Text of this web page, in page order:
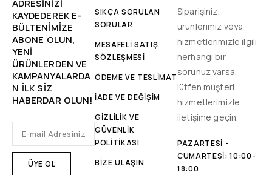
ADRESINIZI
KAYDEDEREK E-
BÜLTENIMIZE
ABONE OLUN,
YENİ
ÜRÜNLERDEN VE
KAMPANYALARDA
N ILK SIZ
HABERDAR OLUN!
SIKÇA SORULAN
SORULAR
MESAFELİ SATIŞ
SÖZLEŞMESİ
ÖDEME VE TESLİMAT
İADE VE DEĞİŞİM
GİZLİLİK VE
GÜVENLİK
POLİTİKASI
BİZE ULAŞIN
Siparişiniz,
ürünlerimiz veya
hizmetlerimizle ilgili
herhangi bir
sorunuz varsa,
lütfen müşteri
hizmetlerimizle
iletişime geçin.
PAZARTESI -
CUMARTESI: 10:00-
18:00